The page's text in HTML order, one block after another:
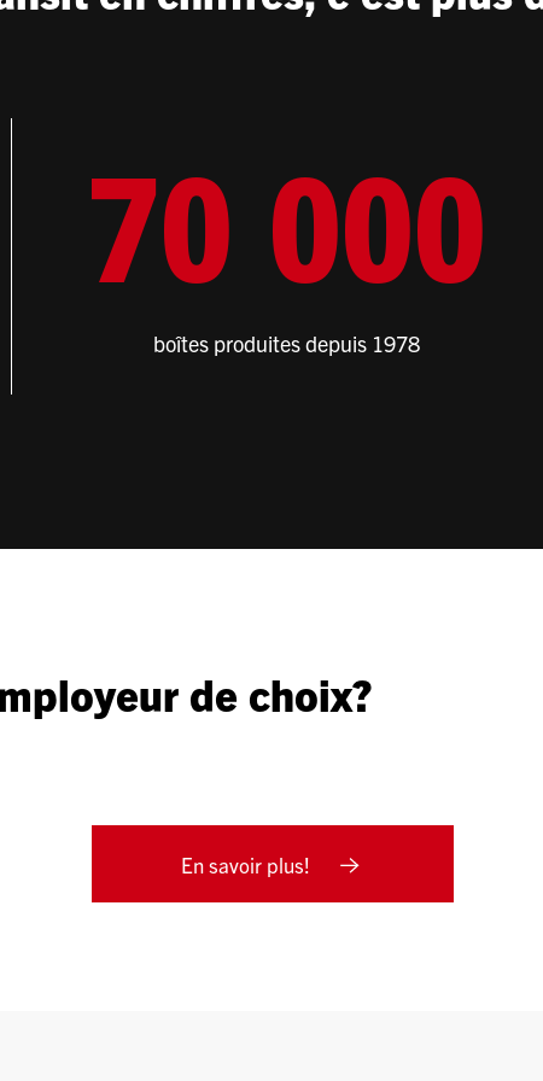
70 000
boîtes produites depuis 1978
de choix?
En savoir plus!